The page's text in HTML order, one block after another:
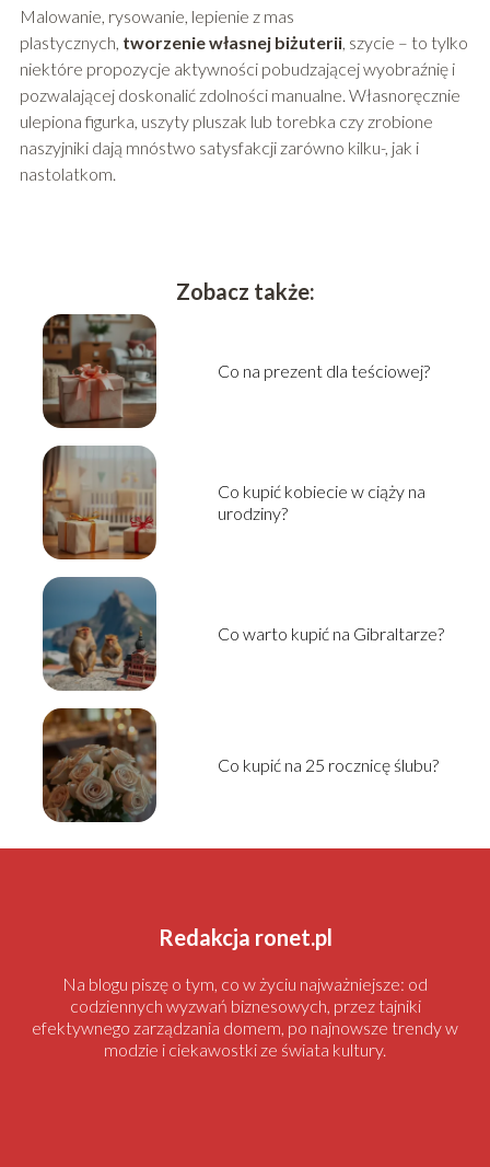
Malowanie, rysowanie, lepienie z mas
plastycznych, tworzenie własnej biżuterii, szycie – to tylko
niektóre propozycje aktywności pobudzającej wyobraźnię i
pozwalającej doskonalić zdolności manualne. Własnoręcznie
ulepiona figurka, uszyty pluszak lub torebka czy zrobione
naszyjniki dają mnóstwo satysfakcji zarówno kilku-, jak i
nastolatkom.
Zobacz także:
Co na prezent dla teściowej?
Co kupić kobiecie w ciąży na
urodziny?
Co warto kupić na Gibraltarze?
Co kupić na 25 rocznicę ślubu?
Redakcja ronet.pl
Na blogu piszę o tym, co w życiu najważniejsze: od
codziennych wyzwań biznesowych, przez tajniki
efektywnego zarządzania domem, po najnowsze trendy w
modzie i ciekawostki ze świata kultury.